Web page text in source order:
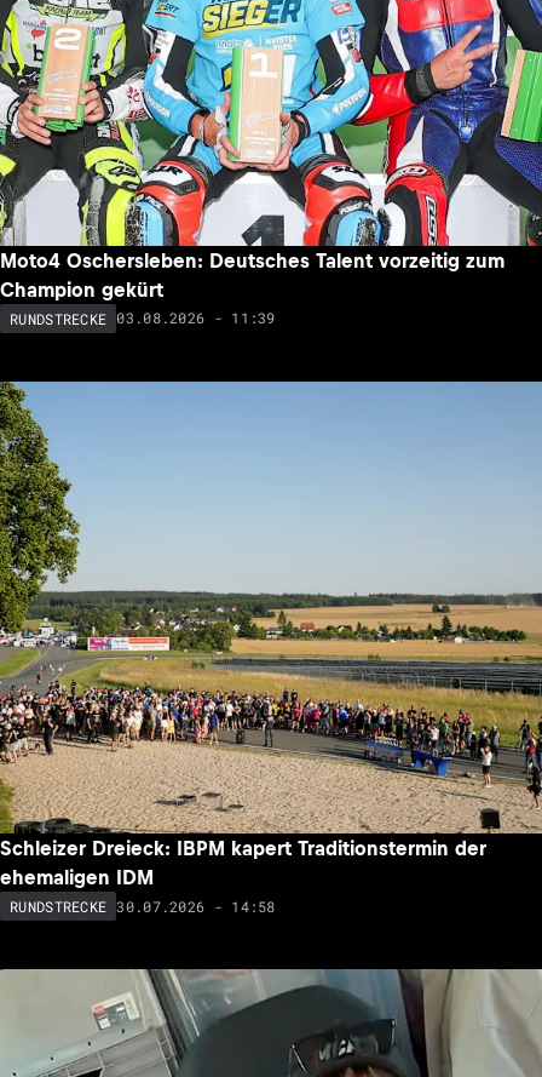
Moto4 Oschersleben: Deutsches Talent vorzeitig zum
Champion gekürt
RUNDSTRECKE 03.08.2026 - 11:39
Schleizer Dreieck: IBPM kapert Traditionstermin der
ehemaligen IDM
RUNDSTRECKE 30.07.2026 - 14:58